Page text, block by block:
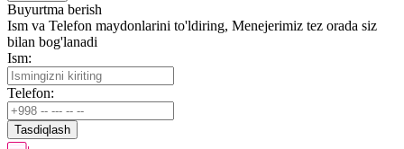
Buyurtma berish
Ism va Telefon maydonlarini to'ldiring, Menejerimiz tez orada siz
bilan bog'lanadi
Ism:
Telefon:
Tasdiqlash